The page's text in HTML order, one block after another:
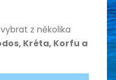
z několika
Kréta, Korfu a